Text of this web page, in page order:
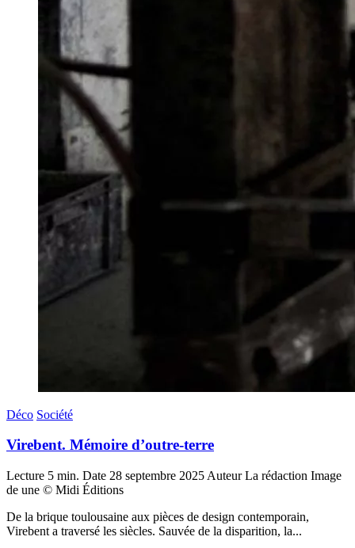
Déco Société
Virebent. Mémoire d’outre-terre
Lecture 5 min. Date 28 septembre 2025 Auteur La rédaction Image
de une © Midi Éditions
De la brique toulousaine aux pièces de design contemporain,
Virebent a traversé les siècles. Sauvée de la disparition, la...